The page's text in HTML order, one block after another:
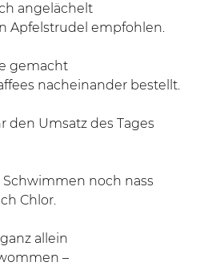
angelächelt
Apfelstrudel empfohlen.
gemacht
nacheinander bestellt.
den Umsatz des Tages
Schwimmen noch nass
Chlor.
allein
–